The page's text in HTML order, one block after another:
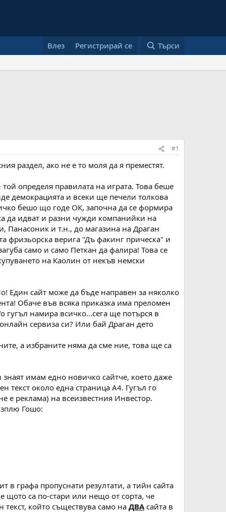
Влез Регистрирай се Търси
#1
раздел, ако не е то моля да я преместят.
определя правилата на играта. Това беше
демокрацията и всеки ще печели толкова
бешо що годе ОК, започна да се формира
да идват и разни чужди компанийки на
Панасоник и т.н., до магазина на Драган
фризьорска верига "Дъ факинг прическа" и
само и само Петкан да фалира! Това се
на Каолин от некъв немски
Един сайт може да бъде направен за няколко
Обаче във всяка приказка има преломен
гугъл намира всичко...сега ще потърся в
сервиза си? Или бай Драган дето
а избраните няма да сме ние, това ще са
имам едно новичко сайтче, което даже
текст около една страница А4. Гугъл го
е реклама) на всеизвестния Инвестор.
Гошо:
в графа пропуснати резултати, а тийн сайта
щото са по-стари или нещо от сорта, че
който съществува само на ДВАсайта в